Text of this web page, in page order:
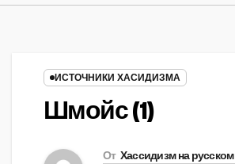
ИСТОЧНИКИ ХАСИДИЗМА
Шмойс (1)
От Хассидизм на русском